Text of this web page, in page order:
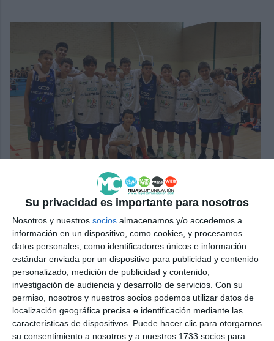
Su privacidad es importante para nosotros
Nosotros y nuestros socios almacenamos y/o accedemos a
información en un dispositivo, como cookies, y procesamos
datos personales, como identificadores únicos e información
estándar enviada por un dispositivo para publicidad y contenido
personalizado, medición de publicidad y contenido,
investigación de audiencia y desarrollo de servicios. Con su
permiso, nosotros y nuestros socios podemos utilizar datos de
localización geográfica precisa e identificación mediante las
características de dispositivos. Puede hacer clic para otorgarnos
su consentimiento a nosotros y a nuestros 1733 socios para
En la misma línea se expresó el técnico del cadete
femenino de El Toyo, Daniel Amador: “Esta es una
experiencia positiva para las chicas ahora que
estamos en pretemporada y siempre es bueno
jugar un partido contra equipos de otras provincias”.
Comparte esta noticia desde el siguiente enlace: